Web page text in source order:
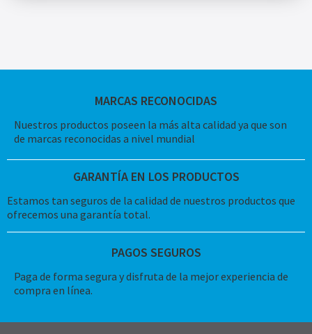
MARCAS RECONOCIDAS
Nuestros productos poseen la más alta calidad ya que son
de marcas reconocidas a nivel mundial
GARANTÍA EN LOS PRODUCTOS
Estamos tan seguros de la calidad de nuestros productos que
ofrecemos una garantía total.
PAGOS SEGUROS
Paga de forma segura y disfruta de la mejor experiencia de
compra en línea.